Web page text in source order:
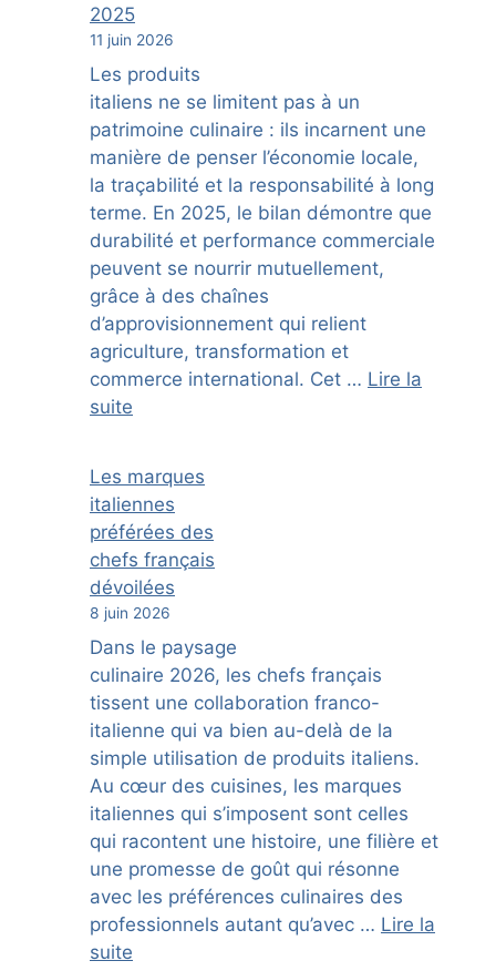
2025
11 juin 2026
Les produits
italiens ne se limitent pas à un
patrimoine culinaire : ils incarnent une
manière de penser l’économie locale,
la traçabilité et la responsabilité à long
terme. En 2025, le bilan démontre que
durabilité et performance commerciale
peuvent se nourrir mutuellement,
grâce à des chaînes
d’approvisionnement qui relient
agriculture, transformation et
commerce international. Cet … Lire la
suite
Les marques
italiennes
préférées des
chefs français
dévoilées
8 juin 2026
Dans le paysage
culinaire 2026, les chefs français
tissent une collaboration franco-
italienne qui va bien au-delà de la
simple utilisation de produits italiens.
Au cœur des cuisines, les marques
italiennes qui s’imposent sont celles
qui racontent une histoire, une filière et
une promesse de goût qui résonne
avec les préférences culinaires des
professionnels autant qu’avec … Lire la
suite